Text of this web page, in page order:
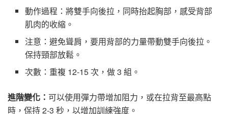
動作過程：將雙手向後拉，同時抬起胸部，感受背部
肌肉的收縮。
注意：避免聳肩，要用背部的力量帶動雙手向後拉。
保持頸部放鬆。
次數：重複 12-15 次，做 3 組。
進階變化： 可以使用彈力帶增加阻力，或在拉背至最高點
時，保持 2-3 秒，以增加訓練強度。